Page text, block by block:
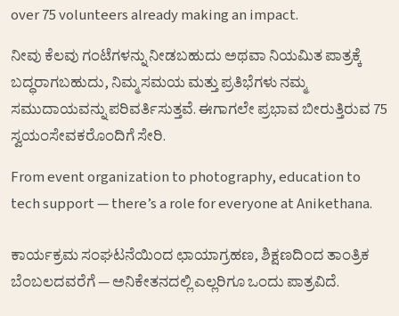
over 75 volunteers already making an impact.
ನೀವು ಕೆಲವು ಗಂಟೆಗಳನ್ನು ನೀಡಬಹುದು ಅಥವಾ ನಿಯಮಿತ ಪಾತ್ರಕ್ಕೆ
ಬದ್ಧರಾಗಬಹುದು, ನಿಮ್ಮ ಸಮಯ ಮತ್ತು ಪ್ರತಿಭೆಗಳು ನಮ್ಮ
ಸಮುದಾಯವನ್ನು ಪರಿವರ್ತಿಸುತ್ತವೆ. ಈಗಾಗಲೇ ಪ್ರಭಾವ ಬೀರುತ್ತಿರುವ 75
ಸ್ವಯಂಸೇವಕರೊಂದಿಗೆ ಸೇರಿ.
From event organization to photography, education to
tech support — there’s a role for everyone at Anikethana.
ಕಾರ್ಯಕ್ರಮ ಸಂಘಟನೆಯಿಂದ ಛಾಯಾಗ್ರಹಣ, ಶಿಕ್ಷಣದಿಂದ ತಾಂತ್ರಿಕ
ಬೆಂಬಲದವರೆಗೆ — ಅನಿಕೇತನದಲ್ಲಿ ಎಲ್ಲರಿಗೂ ಒಂದು ಪಾತ್ರವಿದೆ.